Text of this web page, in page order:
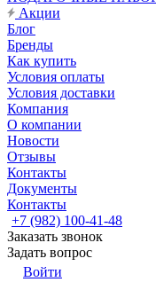
Акции
Блог
Бренды
Как купить
Условия оплаты
Условия доставки
Компания
О компании
Новости
Отзывы
Контакты
Документы
Контакты
+7 (982) 100-41-48
Заказать звонок
Задать вопрос
Войти